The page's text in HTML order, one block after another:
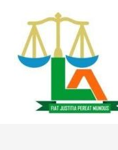
content